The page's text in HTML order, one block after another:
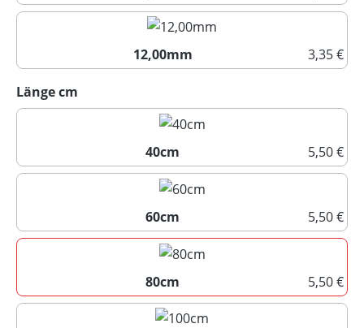
10,00mm
12,00mm
3,35 €
Länge cm
40cm
5,50 €
40cm
60cm
5,50 €
60cm
80cm
5,50 €
80cm